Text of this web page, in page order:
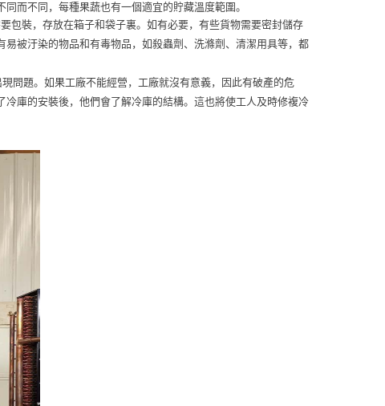
而不同，每種果蔬也有一個適宜的貯藏溫度範圍。
包裝，存放在箱子和袋子裏。如有必要，有些貨物需要密封儲存
被汙染的物品和有毒物品，如殺蟲劑、洗滌劑、清潔用具等，都
題。如果工廠不能經營，工廠就沒有意義，因此有破產的危
庫的安裝後，他們會了解冷庫的結構。這也將使工人及時修複冷